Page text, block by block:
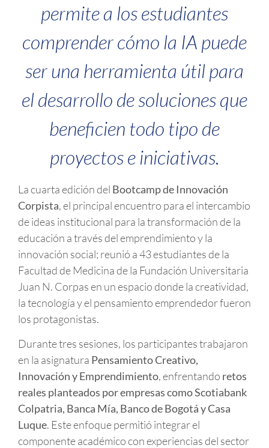
permite a los estudiantes
comprender cómo la IA puede
ser una herramienta útil para
el desarrollo de soluciones que
beneficien todo tipo de
proyectos e iniciativas.
La cuarta edición del Bootcamp de Innovación
Corpista, el principal encuentro para el intercambio
de ideas institucional para la transformación de la
educación a través del emprendimiento y la
innovación social; reunió a 43 estudiantes de la
Facultad de Medicina de la Fundación Universitaria
Juan N. Corpas en un espacio donde la creatividad,
la tecnología y el pensamiento emprendedor fueron
los protagonistas.
Durante tres sesiones, los participantes trabajaron
en la asignatura Pensamiento Creativo,
Innovación y Emprendimiento, enfrentando retos
reales planteados por empresas como Scotiabank
Colpatria, Banca Mía, Banco de Bogotá y Casa
Luque. Este enfoque permitió integrar el
componente académico con experiencias del sector